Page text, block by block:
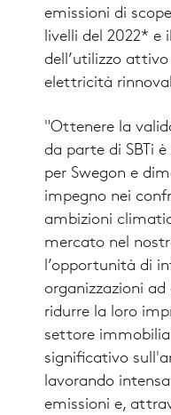
emissioni di
livelli del 2022*
dell’utilizzo
elettricità
"Ottenere la
da parte di SBTi
per Swegon e
impegno nei
ambizioni
mercato nel
l’opportunità di
organizzazioni
ridurre la loro
settore
significativo
lavorando
emissioni e,